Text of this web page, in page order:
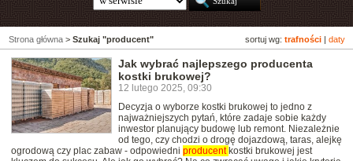
sortuj wg: trafności daty
Strona główna > Szukaj "producent"
Jak wybrać najlepszego producenta
kostki brukowej?
12 lutego 2025, 09:30
Decyzja o wyborze kostki brukowej to jedno z
najważniejszych pytań, które zadaje sobie każdy
inwestor planujący budowę lub remont. Niezależnie
od tego, czy chodzi o drogę dojazdową, taras, alejkę
ogrodową czy plac zabaw - odpowiedni producent kostki brukowej jest